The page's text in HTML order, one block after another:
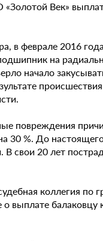
«Золотой Век»
в феврале 2016
на
начало
повреждения
30 %. До
свои 20 лет
коллегия
выплате